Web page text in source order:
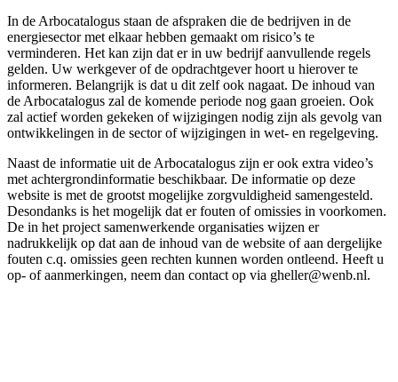
In de Arbocatalogus staan de afspraken die de bedrijven in de
energiesector met elkaar hebben gemaakt om risico’s te
verminderen. Het kan zijn dat er in uw bedrijf aanvullende regels
gelden. Uw werkgever of de opdrachtgever hoort u hierover te
informeren. Belangrijk is dat u dit zelf ook nagaat. De inhoud van
de Arbocatalogus zal de komende periode nog gaan groeien. Ook
zal actief worden gekeken of wijzigingen nodig zijn als gevolg van
ontwikkelingen in de sector of wijzigingen in wet- en regelgeving.
Naast de informatie uit de Arbocatalogus zijn er ook extra video’s
met achtergrondinformatie beschikbaar. De informatie op deze
website is met de grootst mogelijke zorgvuldigheid samengesteld.
Desondanks is het mogelijk dat er fouten of omissies in voorkomen.
De in het project samenwerkende organisaties wijzen er
nadrukkelijk op dat aan de inhoud van de website of aan dergelijke
fouten c.q. omissies geen rechten kunnen worden ontleend. Heeft u
op- of aanmerkingen, neem dan contact op via gheller@wenb.nl.